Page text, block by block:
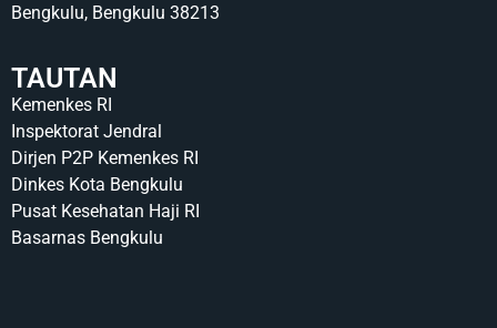
Bengkulu, Bengkulu 38213
TAUTAN
Kemenkes RI
Inspektorat Jendral
Dirjen P2P Kemenkes RI
Dinkes Kota Bengkulu
Pusat Kesehatan Haji RI
Basarnas Bengkulu